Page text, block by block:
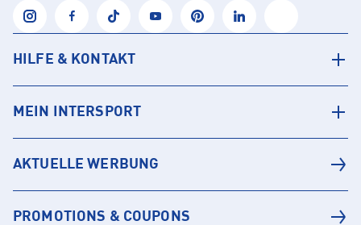
HILFE & KONTAKT
MEIN INTERSPORT
AKTUELLE WERBUNG
PROMOTIONS & COUPONS